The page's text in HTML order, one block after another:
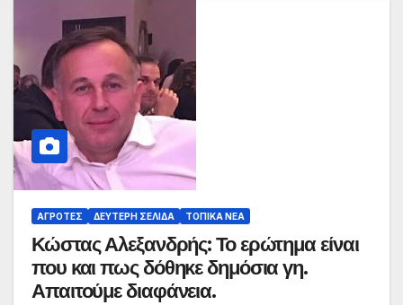
ΑΓΡΌΤΕΣ ΔΕΎΤΕΡΗ ΣΕΛΊΔΑ ΤΟΠΙΚΆ ΝΈΑ
Κώστας Αλεξανδρής: Το ερώτημα είναι
που και πως δόθηκε δημόσια γη.
Απαιτούμε διαφάνεια.